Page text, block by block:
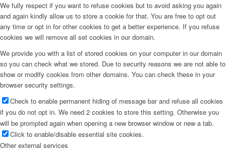
We fully respect if you want to refuse cookies but to avoid asking you again
and again kindly allow us to store a cookie for that. You are free to opt out
any time or opt in for other cookies to get a better experience. If you refuse
cookies we will remove all set cookies in our domain.
We provide you with a list of stored cookies on your computer in our domain
so you can check what we stored. Due to security reasons we are not able to
show or modify cookies from other domains. You can check these in your
browser security settings.
Check to enable permanent hiding of message bar and refuse all cookies
if you do not opt in. We need 2 cookies to store this setting. Otherwise you
will be prompted again when opening a new browser window or new a tab.
Click to enable/disable essential site cookies.
Other external services